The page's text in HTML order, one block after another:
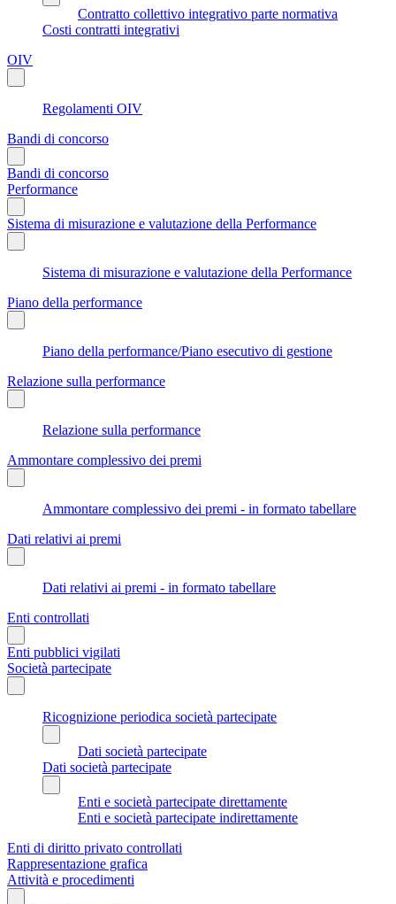
Contratto collettivo integrativo parte normativa
Costi contratti integrativi
OIV
Regolamenti OIV
Bandi di concorso
Bandi di concorso
Performance
Sistema di misurazione e valutazione della Performance
Sistema di misurazione e valutazione della Performance
Piano della performance
Piano della performance/Piano esecutivo di gestione
Relazione sulla performance
Relazione sulla performance
Ammontare complessivo dei premi
Ammontare complessivo dei premi - in formato tabellare
Dati relativi ai premi
Dati relativi ai premi - in formato tabellare
Enti controllati
Enti pubblici vigilati
Società partecipate
Ricognizione periodica società partecipate
Dati società partecipate
Dati società partecipate
Enti e società partecipate direttamente
Enti e società partecipate indirettamente
Enti di diritto privato controllati
Rappresentazione grafica
Attività e procedimenti